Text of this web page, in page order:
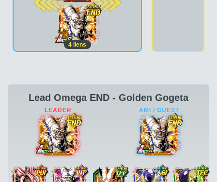
4 liens
Lead Omega END - Golden Gogeta